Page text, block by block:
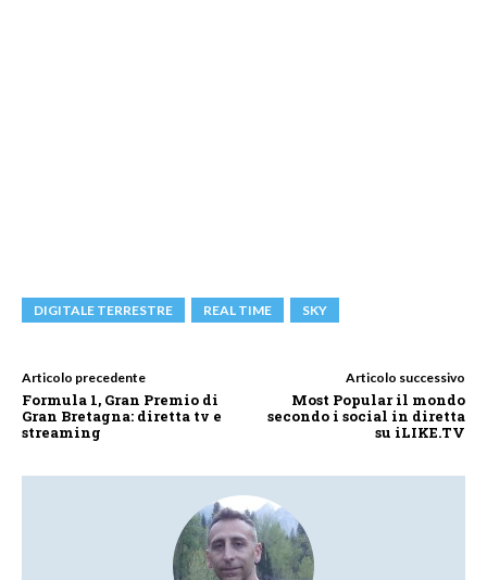
DIGITALE TERRESTRE REAL TIME SKY
Articolo precedente
Formula 1, Gran Premio di
Gran Bretagna: diretta tv e
streaming
Articolo successivo
Most Popular il mondo
secondo i social in diretta
su iLIKE.TV